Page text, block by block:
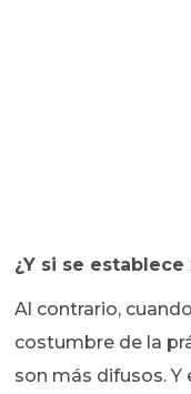
¿Y si se
Al contrario,
costumbre de la
son más difusos. Y